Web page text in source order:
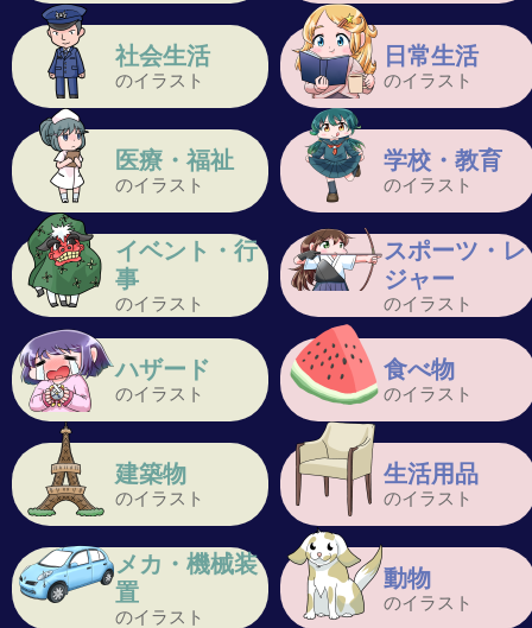
社会生活
のイラスト
日常生活
のイラスト
医療・福祉
のイラスト
学校・教育
のイラスト
イベント・行
事
のイラスト
スポーツ・レ
ジャー
のイラスト
ハザード
のイラスト
食べ物
のイラスト
建築物
のイラスト
生活用品
のイラスト
メカ・機械装
置
のイラスト
動物
のイラスト